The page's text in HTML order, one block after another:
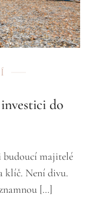
do
budoucí majitelé
klíč. Není divu.
[…]